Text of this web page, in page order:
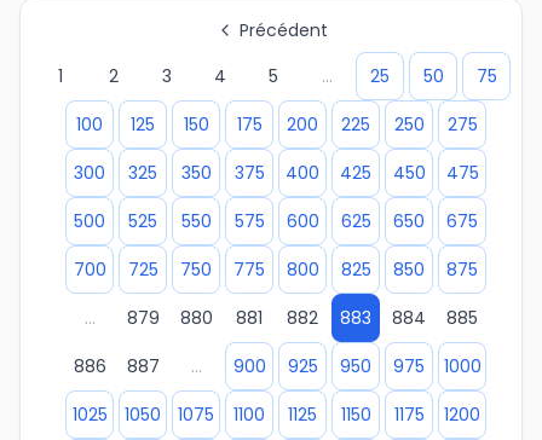
Précédent
1
2 3 4 5 ... 25 50
75
100
125 150 175 200 225 250
275
300
325 350 375 400 425 450
475
500
525 550 575 600 625 650
675
700
725 750 775 800 825 850
875
...
879 880 881 882 883 884
885
886
887 ... 900 925 950 975
1000
1025
1050 1075 1100 1125 1150 1175 1200